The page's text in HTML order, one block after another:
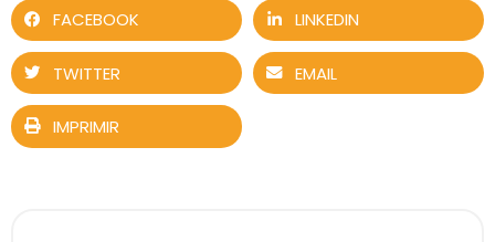
FACEBOOK LINKEDIN
TWITTER EMAIL
IMPRIMIR